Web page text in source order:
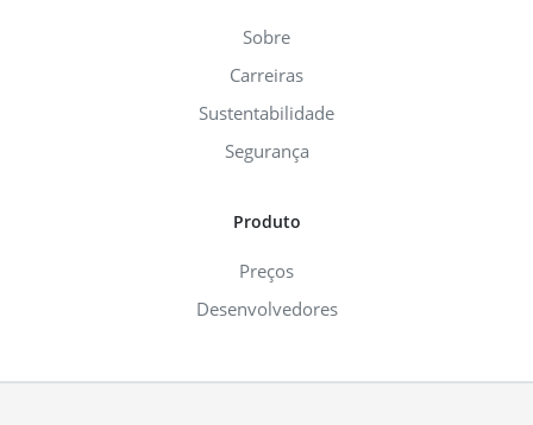
Sobre
Carreiras
Sustentabilidade
Segurança
Produto
Preços
Desenvolvedores